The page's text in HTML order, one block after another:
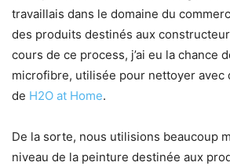
travaillais dans le domaine du
des produits destinés aux
cours de ce process, j’ai eu la chance
microfibre, utilisée pour nettoyer avec
de H2O at Home.
De la sorte, nous utilisions beaucoup
niveau de la peinture destinée aux